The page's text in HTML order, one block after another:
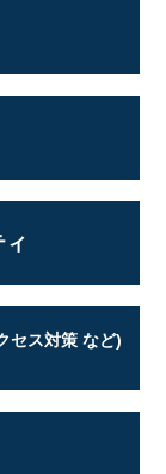
セス対策 など)